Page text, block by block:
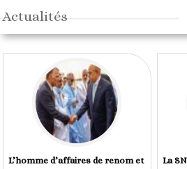
Actualités
L’homme d’affaires de renom et
La